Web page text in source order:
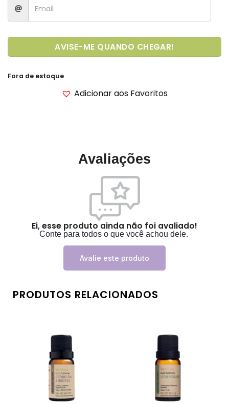
AVISE-ME QUANDO CHEGAR!
Fora de estoque
Adicionar aos Favoritos
Avaliações
Ei, esse produto ainda não foi avaliado!
Conte para todos o que você achou dele.
Avalie este produto
PRODUTOS RELACIONADOS